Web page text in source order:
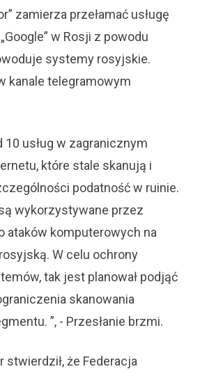
zamierza przełamać usługę
w Rosji z powodu
systemy rosyjskie.
kanale telegramowym
10 usług w zagranicznym
które stale skanują i
podatność w ruinie.
wykorzystywane przez
ataków komputerowych na
W celu ochrony
tak jest planował podjąć
skanowania
”, - Przesłanie brzmi.
stwierdził, że Federacja